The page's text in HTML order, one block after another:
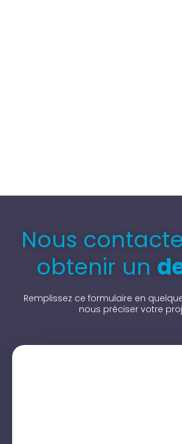
Nous
obtenir un
Remplissez ce formulaire en
nous préciser votre